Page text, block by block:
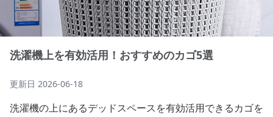
洗濯機上を有効活用！おすすめのカゴ5選
更新日 2026-06-18
洗濯機の上にあるデッドスペースを有効活用できるカゴを